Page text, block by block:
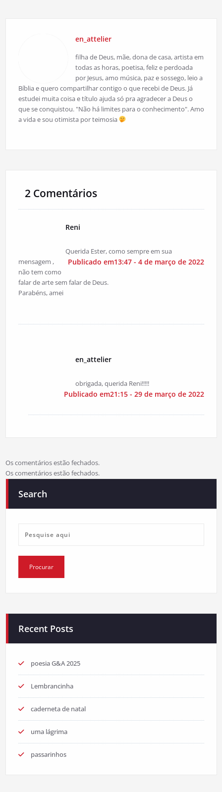
en_attelier
filha de Deus, mãe, dona de casa, artista em
todas as horas, poetisa, feliz e perdoada
por Jesus, amo música, paz e sossego, leio a
Bíblia e quero compartilhar contigo o que recebi de Deus. Já
estudei muita coisa e título ajuda só pra agradecer a Deus o
que se conquistou. "Não há limites para o conhecimento". Amo
a vida e sou otimista por teimosia
2 Comentários
Reni
Publicado em13:47 - 4 de março de 2022
Querida Ester, como sempre em sua
mensagem ,
não tem como
falar de arte sem falar de Deus.
Parabéns, amei
en_attelier
Publicado em21:15 - 29 de março de 2022
obrigada, querida Reni!!!!!
Os comentários estão fechados.
Os comentários estão fechados.
Search
Recent Posts
poesia G&A 2025
Lembrancinha
caderneta de natal
uma lágrima
passarinhos